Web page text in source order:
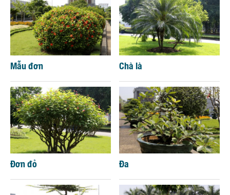
Mẫu đơn Chà là
Đơn đỏ Đa